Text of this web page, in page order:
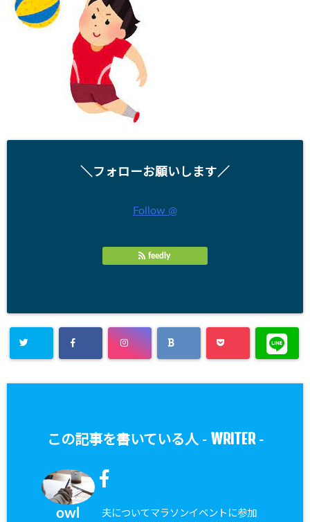
＼フォローお願いします／
Follow @
feedly
この記事を書いている人 - WRITER-
owl
夫についてマラソンイベントに参加